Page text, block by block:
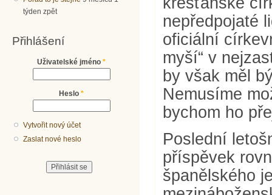
týden zpět
Přihlášení
Uživatelské jméno *
Heslo *
Vytvořit nový účet
Zaslat nové heslo
nepředpojaté
oficiální
myší“ v
by však měl
Nemusíme
bychom ho
Poslední
příspěvek
španělského